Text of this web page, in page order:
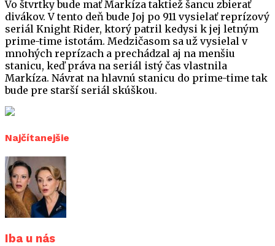
Vo štvrtky bude mať Markíza taktiež šancu zbierať
divákov. V tento deň bude Joj po 911 vysielať reprízový
seriál Knight Rider, ktorý patril kedysi k jej letným
prime-time istotám. Medzičasom sa už vysielal v
mnohých reprízach a prechádzal aj na menšiu
stanicu, keď práva na seriál istý čas vlastnila
Markíza. Návrat na hlavnú stanicu do prime-time tak
bude pre starší seriál skúškou.
Najčítanejšie
Iba u nás